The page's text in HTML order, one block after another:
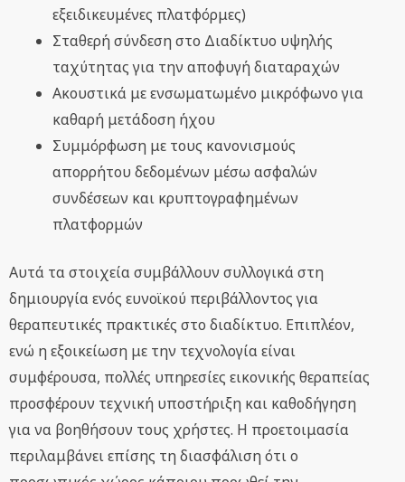
εξειδικευμένες πλατφόρμες)
Σταθερή σύνδεση στο Διαδίκτυο υψηλής
ταχύτητας για την αποφυγή διαταραχών
Ακουστικά με ενσωματωμένο μικρόφωνο για
καθαρή μετάδοση ήχου
Συμμόρφωση με τους κανονισμούς
απορρήτου δεδομένων μέσω ασφαλών
συνδέσεων και κρυπτογραφημένων
πλατφορμών
Αυτά τα στοιχεία συμβάλλουν συλλογικά στη
δημιουργία ενός ευνοϊκού περιβάλλοντος για
θεραπευτικές πρακτικές στο διαδίκτυο. Επιπλέον,
ενώ η εξοικείωση με την τεχνολογία είναι
συμφέρουσα, πολλές υπηρεσίες εικονικής θεραπείας
προσφέρουν τεχνική υποστήριξη και καθοδήγηση
για να βοηθήσουν τους χρήστες. Η προετοιμασία
περιλαμβάνει επίσης τη διασφάλιση ότι ο